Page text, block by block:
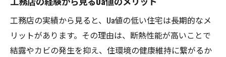
工務店の実績から見ると、Ua値の低い住宅は長期的なメ
リットがあります。その理由は、断熱性能が高いことで
結露やカビの発生を抑え、住環境の健康維持に繋がるか